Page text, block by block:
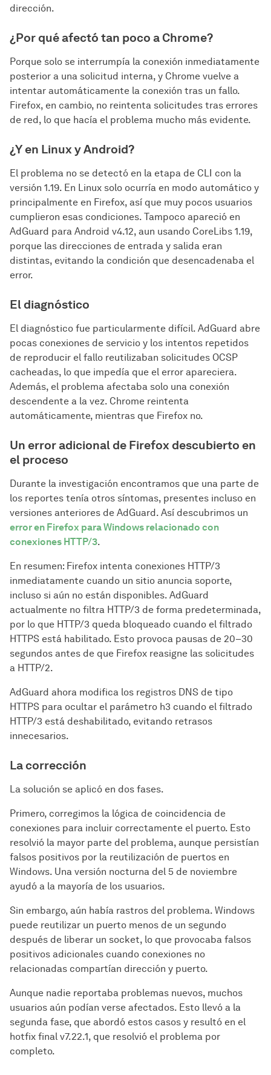
dirección.
¿Por qué afectó tan poco a Chrome?
Porque solo se interrumpía la conexión inmediatamente
posterior a una solicitud interna, y Chrome vuelve a
intentar automáticamente la conexión tras un fallo.
Firefox, en cambio, no reintenta solicitudes tras errores
de red, lo que hacía el problema mucho más evidente.
¿Y en Linux y Android?
El problema no se detectó en la etapa de CLI con la
versión 1.19. En Linux solo ocurría en modo automático y
principalmente en Firefox, así que muy pocos usuarios
cumplieron esas condiciones. Tampoco apareció en
AdGuard para Android v4.12, aun usando CoreLibs 1.19,
porque las direcciones de entrada y salida eran
distintas, evitando la condición que desencadenaba el
error.
El diagnóstico
El diagnóstico fue particularmente difícil. AdGuard abre
pocas conexiones de servicio y los intentos repetidos
de reproducir el fallo reutilizaban solicitudes OCSP
cacheadas, lo que impedía que el error apareciera.
Además, el problema afectaba solo una conexión
descendente a la vez. Chrome reintenta
automáticamente, mientras que Firefox no.
Un error adicional de Firefox descubierto en
el proceso
Durante la investigación encontramos que una parte de
los reportes tenía otros síntomas, presentes incluso en
versiones anteriores de AdGuard. Así descubrimos un
error en Firefox para Windows relacionado con
conexiones HTTP/3.
En resumen: Firefox intenta conexiones HTTP/3
inmediatamente cuando un sitio anuncia soporte,
incluso si aún no están disponibles. AdGuard
actualmente no filtra HTTP/3 de forma predeterminada,
por lo que HTTP/3 queda bloqueado cuando el filtrado
HTTPS está habilitado. Esto provoca pausas de 20–30
segundos antes de que Firefox reasigne las solicitudes
a HTTP/2.
AdGuard ahora modifica los registros DNS de tipo
HTTPS para ocultar el parámetro h3 cuando el filtrado
HTTP/3 está deshabilitado, evitando retrasos
innecesarios.
La corrección
La solución se aplicó en dos fases.
Primero, corregimos la lógica de coincidencia de
conexiones para incluir correctamente el puerto. Esto
resolvió la mayor parte del problema, aunque persistían
falsos positivos por la reutilización de puertos en
Windows. Una versión nocturna del 5 de noviembre
ayudó a la mayoría de los usuarios.
Sin embargo, aún había rastros del problema. Windows
puede reutilizar un puerto menos de un segundo
después de liberar un socket, lo que provocaba falsos
positivos adicionales cuando conexiones no
relacionadas compartían dirección y puerto.
Aunque nadie reportaba problemas nuevos, muchos
usuarios aún podían verse afectados. Esto llevó a la
segunda fase, que abordó estos casos y resultó en el
hotfix final v7.22.1, que resolvió el problema por
completo.